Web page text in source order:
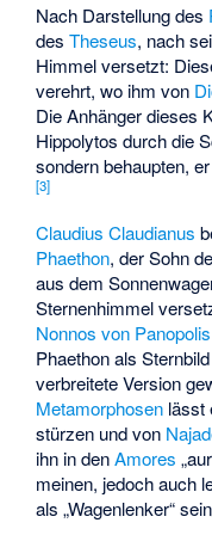
Nach Darstellung des
desTheseus, nach
Himmel versetzt:
verehrt, wo ihm von
Die Anhänger dieses
Hippolytos durch die
sondern behaupten,
[3]
Claudius Claudianus
Phaethon, der Sohn
aus dem
Sternenhimmel
Nonnos von Panopolis
Phaethon als
verbreitete Version
Metamorphosen lässt
stürzen und von
ihn in denAmores
meinen, jedoch auch
als „Wagenlenker“